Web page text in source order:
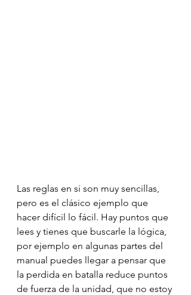
Las reglas en si son muy sencillas,
pero es el clásico ejemplo que
hacer difícil lo fácil. Hay puntos que
lees y tienes que buscarle la lógica,
por ejemplo en algunas partes del
manual puedes llegar a pensar que
la perdida en batalla reduce puntos
de fuerza de la unidad, que no estoy